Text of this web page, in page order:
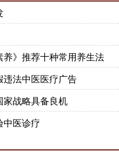
养》推荐十种常用养生法
法中医医疗广告
家战略具备良机
中医诊疗